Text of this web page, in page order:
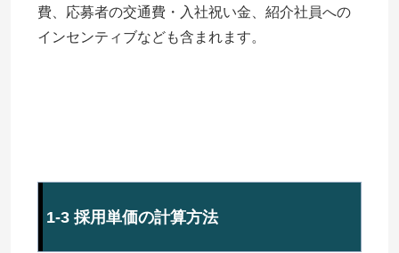
費、応募者の交通費・入社祝い金、紹介社員への
インセンティブなども含まれます。
1-3 採用単価の計算方法